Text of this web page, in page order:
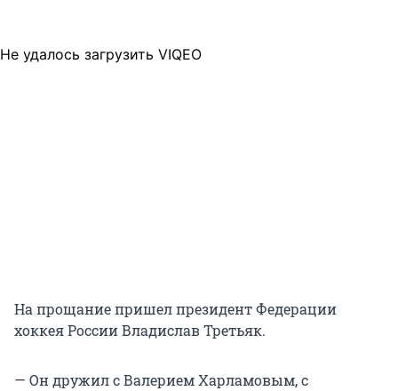
Не удалось загрузить VIQEO
На прощание пришел президент Федерации
хоккея России Владислав Третьяк.
— Он дружил с Валерием Харламовым, с